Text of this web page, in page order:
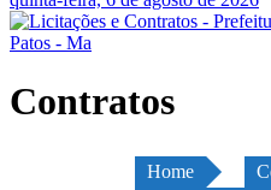
Contratos
Home